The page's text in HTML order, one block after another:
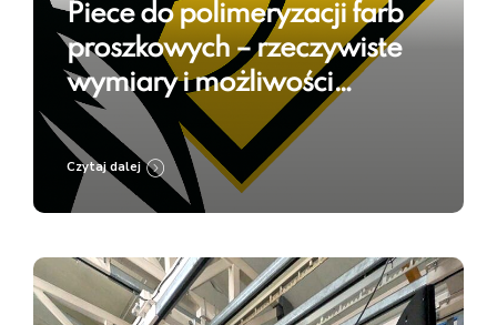
Piece do polimeryzacji farb
proszkowych – rzeczywiste
wymiary i możliwości
Lakierni Koczargi
Czytaj dalej